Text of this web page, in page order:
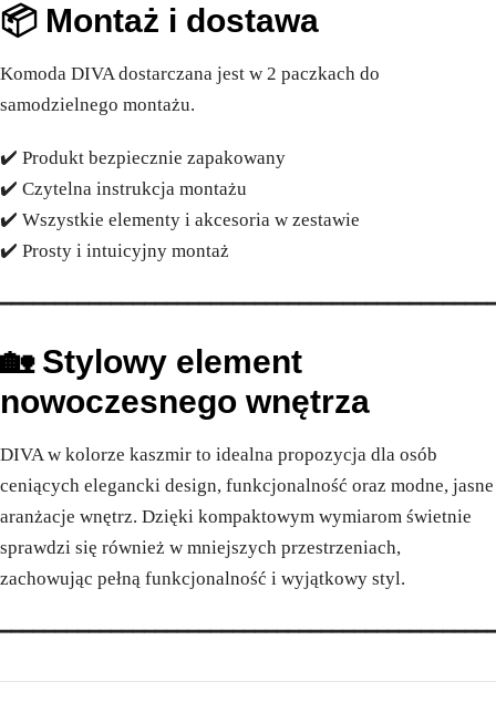
📦 Montaż i dostawa
Komoda DIVA dostarczana jest w 2 paczkach do
samodzielnego montażu.
✔️ Produkt bezpiecznie zapakowany
✔️ Czytelna instrukcja montażu
✔️ Wszystkie elementy i akcesoria w zestawie
✔️ Prosty i intuicyjny montaż
🏡 Stylowy element
nowoczesnego wnętrza
DIVA w kolorze kaszmir to idealna propozycja dla osób
ceniących elegancki design, funkcjonalność oraz modne, jasne
aranżacje wnętrz. Dzięki kompaktowym wymiarom świetnie
sprawdzi się również w mniejszych przestrzeniach,
zachowując pełną funkcjonalność i wyjątkowy styl.